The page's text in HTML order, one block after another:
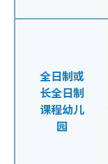
全日制或
长全日制
课程幼儿
园